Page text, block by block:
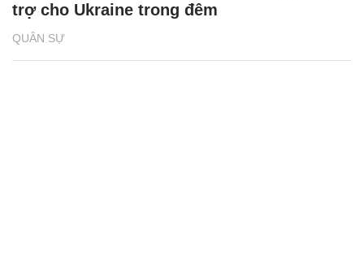
QUÂN SỰ
trợ cho Ukraine trong đêm